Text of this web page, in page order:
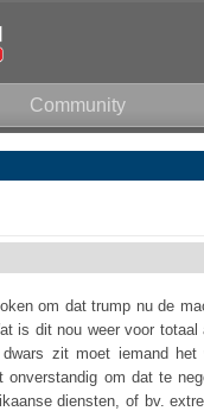
Community
om dat trump nu de
is dit nou weer voor totaal
zit moet iemand
om dat te
diensten, of bv.